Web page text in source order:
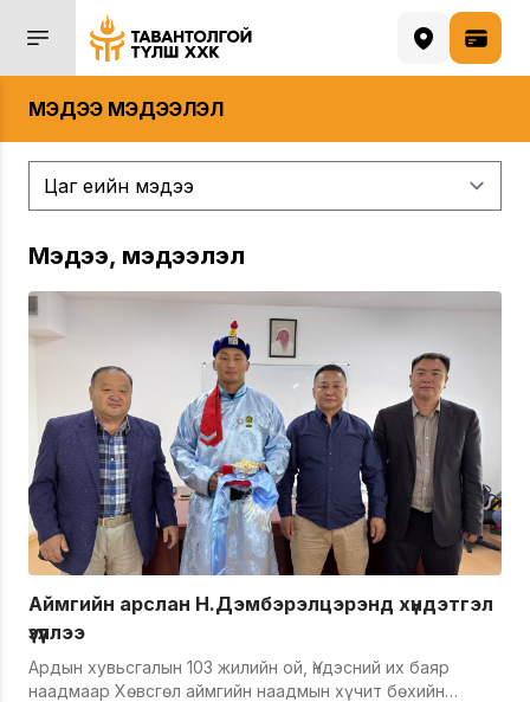
МЭДЭЭ МЭДЭЭЛЭЛ
Мэдээ, мэдээлэл
Аймгийн арслан Н.Дэмбэрэлцэрэнд хүндэтгэл
үзүүллээ
Ардын хувьсгалын 103 жилийн ой, Үндэсний их баяр
наадмаар Хөвсгөл аймгийн наадмын хүчит бөхийн